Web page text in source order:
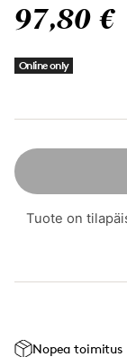
97,80 €
Online only
Tuote on
Nopea toimitus